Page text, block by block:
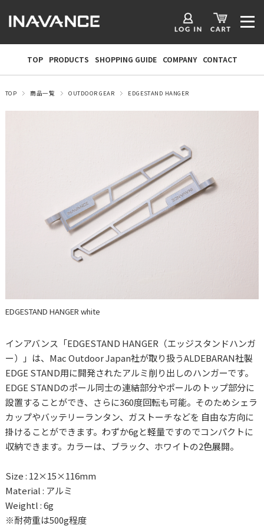
TOP PRODUCTS SHOPPING GUIDE COMPANY CONTACT
TOP 商品一覧 OUTDOOR GEAR EDGESTAND HANGER
EDGESTAND HANGER white
インアバンス「EDGESTAND HANGER（エッジスタンドハンガ
ー）」は、Mac Outdoor Japan社が取り扱うALDEBARAN社製
EDGE STAND用に開発されたアルミ削り出しのハンガーです。
EDGE STANDのポール同士の連結部分やポールのトップ部分に
設置することができ、さらに360度回転も可能。そのためシェラ
カップやバッテリーランタン、ガストーチなどを 自由な方向に
掛けることができます。わずか6gと軽量ですのでコンパクトに
収納できます。カラーは、ブラック、ホワイトの2色展開。
Size : 12×15×116mm
Material : アルミ
Weightl : 6g
※耐荷重は500g程度